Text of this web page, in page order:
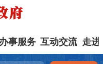
办事服务 互动交流 走进